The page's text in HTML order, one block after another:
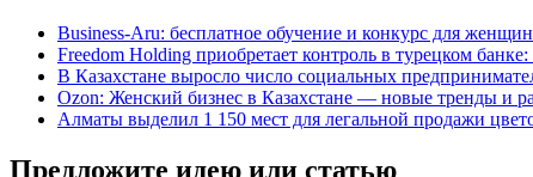
Business-Aru: бесплатное обучение и конкурс для
Freedom Holding приобретает контроль в турецком
В Казахстане выросло число социальных
Ozon: Женский бизнес в Казахстане — новые тренды и
Алматы выделил 1 150 мест для легальной продажи
Предложите идею или статью